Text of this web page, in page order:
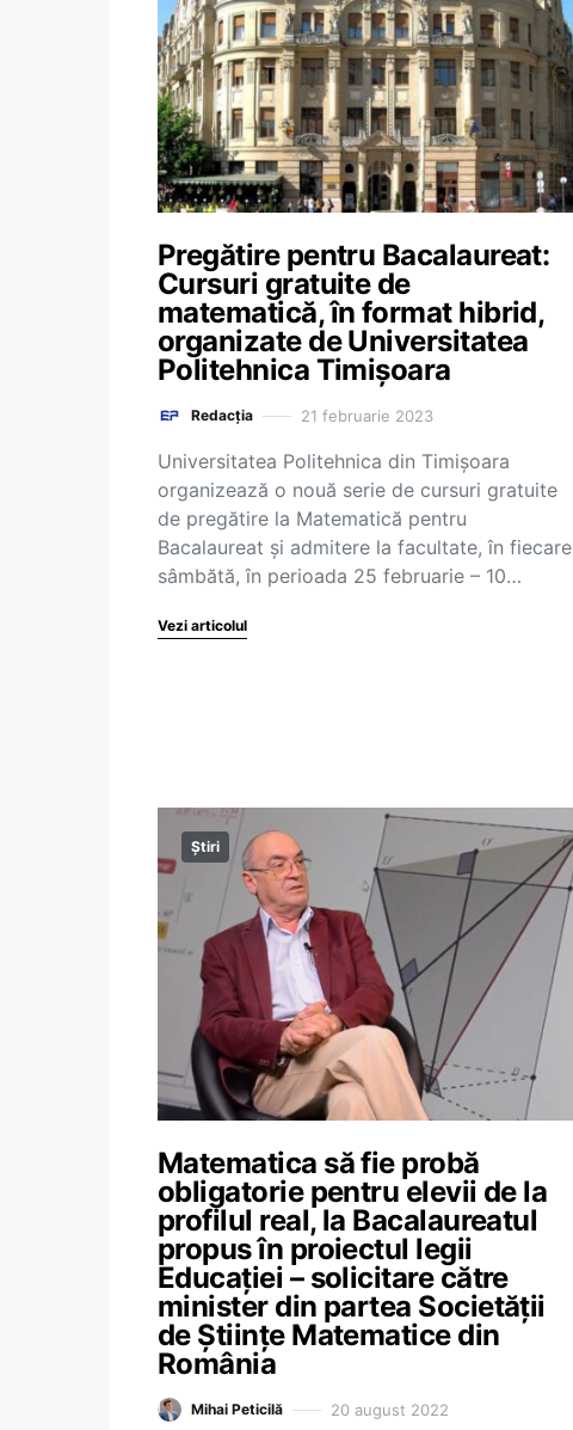
Pregătire pentru Bacalaureat:
Cursuri gratuite de
matematică, în format hibrid,
organizate de Universitatea
Politehnica Timișoara
Redacția 21 februarie 2023
Universitatea Politehnica din Timişoara
organizează o nouă serie de cursuri gratuite
de pregătire la Matematică pentru
Bacalaureat şi admitere la facultate, în fiecare
sâmbătă, în perioada 25 februarie – 10…
Vezi articolul
Știri
Matematica să fie probă
obligatorie pentru elevii de la
profilul real, la Bacalaureatul
propus în proiectul legii
Educației – solicitare către
minister din partea Societății
de Științe Matematice din
România
Mihai Peticilă 20 august 2022